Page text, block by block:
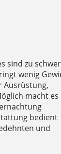
sind zu
wenig
Ausrüstung,
macht es
bedient
und